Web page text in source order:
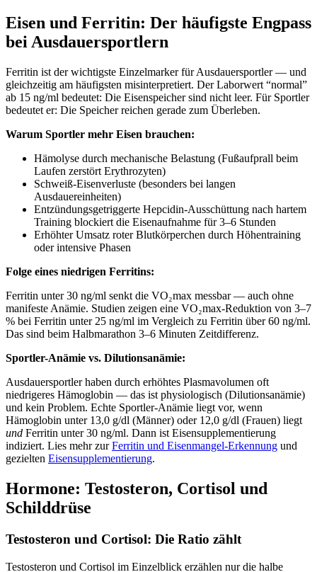
Eisen und Ferritin: Der häufigste Engpass
bei Ausdauersportlern
Ferritin ist der wichtigste Einzelmarker für Ausdauersportler — und
gleichzeitig am häufigsten misinterpretiert. Der Laborwert “normal”
ab 15 ng/ml bedeutet: Die Eisenspeicher sind nicht leer. Für Sportler
bedeutet er: Die Speicher reichen gerade zum Überleben.
Warum Sportler mehr Eisen brauchen:
Hämolyse durch mechanische Belastung (Fußaufprall beim
Laufen zerstört Erythrozyten)
Schweiß-Eisenverluste (besonders bei langen
Ausdauereinheiten)
Entzündungsgetriggerte Hepcidin-Ausschüttung nach hartem
Training blockiert die Eisenaufnahme für 3–6 Stunden
Erhöhter Umsatz roter Blutkörperchen durch Höhentraining
oder intensive Phasen
Folge eines niedrigen Ferritins:
Ferritin unter 30 ng/ml senkt die VO₂max messbar — auch ohne
manifeste Anämie. Studien zeigen eine VO₂max-Reduktion von 3–7
% bei Ferritin unter 25 ng/ml im Vergleich zu Ferritin über 60 ng/ml.
Das sind beim Halbmarathon 3–6 Minuten Zeitdifferenz.
Sportler-Anämie vs. Dilutionsanämie:
Ausdauersportler haben durch erhöhtes Plasmavolumen oft
niedrigeres Hämoglobin — das ist physiologisch (Dilutionsanämie)
und kein Problem. Echte Sportler-Anämie liegt vor, wenn
Hämoglobin unter 13,0 g/dl (Männer) oder 12,0 g/dl (Frauen) liegt
und Ferritin unter 30 ng/ml. Dann ist Eisensupplementierung
indiziert. Lies mehr zurFerritin und Eisenmangel-Erkennung und
gezielten Eisensupplementierung.
Hormone: Testosteron, Cortisol und
Schilddrüse
Testosteron und Cortisol: Die Ratio zählt
Testosteron und Cortisol im Einzelblick erzählen nur die halbe